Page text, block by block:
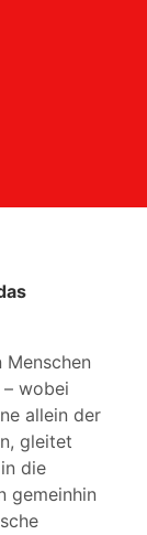
wobei
allein der
gleitet
die
gemeinhin